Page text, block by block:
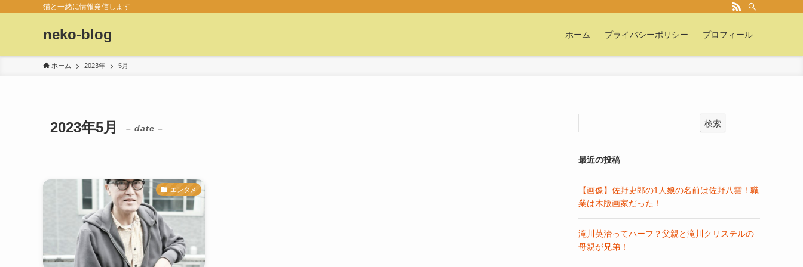
猫と一緒に情報発信します
neko-blog ホーム プライバシーポリシー プロフィール
ホーム 2023年 5月
2023年5月 – date –
エンタメ
検索
最近の投稿
【画像】佐野史郎の1人娘の名前は佐野八雲！職
業は木版画家だった！
滝川英治ってハーフ？父親と滝川クリステルの
母親が兄弟！